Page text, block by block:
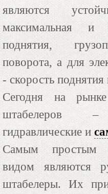
являются
максимальная и
поднятия,
поворота, а для
- скорость поднятия
Сегодня на
штабелеров –
гидравлические и
Самым простым
видом являются
штабелеры. Их